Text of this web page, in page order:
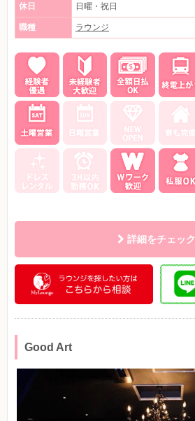
休日 日曜・祝日
職種 ラウンジ
詳細をチェック
Good Art